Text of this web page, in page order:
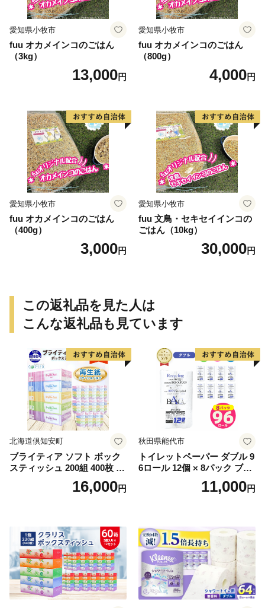
愛知県小牧市
fuu オカメインコのごはん
（3kg）
13,000円
愛知県小牧市
fuu オカメインコのごはん
（800g）
4,000円
愛知県小牧市
fuu オカメインコのごはん
（400g）
3,000円
愛知県小牧市
fuu 文鳥・セキセイインコの
ごはん（10kg）
30,000円
この返礼品を見た人は
こんな返礼品も見ています
北海道倶知安町
ブライティア ソフト ボック
スティッシュ 200組 400枚 60
箱 日本製 まとめ買い ティッ
シュ リサイクル 長持 防災 常
倶知安町 日用品
16,000円
秋田県能代市
トイレットペーパー ダブル 9
6ロール 12個 × 8パック ブラ
ンカ 再生紙 100％ 芯あり 日
用品 消耗品 無香料 生活用品
11,000円